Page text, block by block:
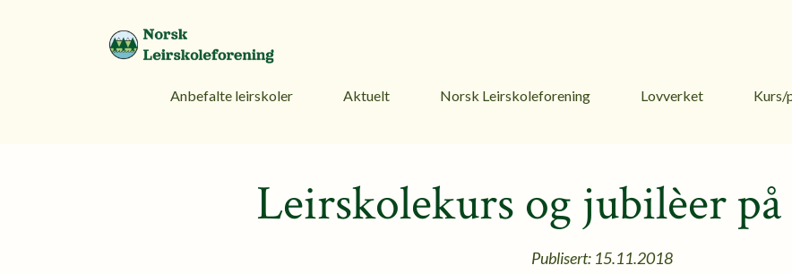
Anbefalte leirskoler Aktuelt Norsk Leirskoleforening Lovverket Kurs/
Leirskolekurs og jubilèer
Publisert: 15.11.2018